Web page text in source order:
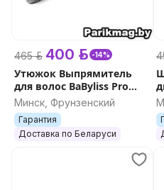
465 р. 400 р. -14%
Утюжок Выпрямитель
для волос BaByliss Pro
3000 (BAB3000EPE)
стайлер ELIPSIS3000
Минск, Фрунзенский
Гарантия
Доставка по Беларуси